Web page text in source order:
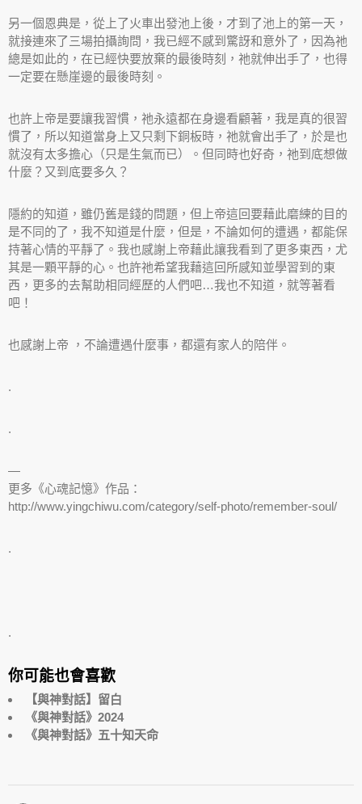
另一個恩典是，從上了火車出發池上後，才到了池上的第一天，
就接連來了三場拍攝詢問，我已經不感到驚訝和意外了，因為祂
總是如此的，在已經快要放棄的最後時刻，祂就伸出手了，也得
一定要在懸崖邊的最後時刻。
也許上帝是要讓我習慣，祂永遠都在身邊看顧著，我是真的很習
慣了，所以知道當身上又只剩下銅板時，祂就會出手了，於是也
就沒有太多擔心（只是生氣而已）。但同時也好奇，祂到底想做
什麼？又到底要多久？
隱約的知道，雖仍舊是錢的問題，但上帝這回要藉此磨練的目的
是不同的了，我不知道是什麼，但是，不論如何的遭遇，都能保
持著心情的平靜了。我也感謝上帝藉此讓我看到了更多東西，尤
其是一顆平靜的心。也許祂希望我藉這回所感知並學習到的東
西，更多的去幫助相同經歷的人們吧…我也不知道，就等著看
吧！
也感謝上帝 ，不論遭遇什麼事，都還有家人的陪伴。
.
.
—
更多《心魂記憶》作品：
http://www.yingchiwu.com/category/self-photo/remember-soul/
.
.
你可能也會喜歡
【與神對話】留白
《與神對話》2024
《與神對話》五十知天命